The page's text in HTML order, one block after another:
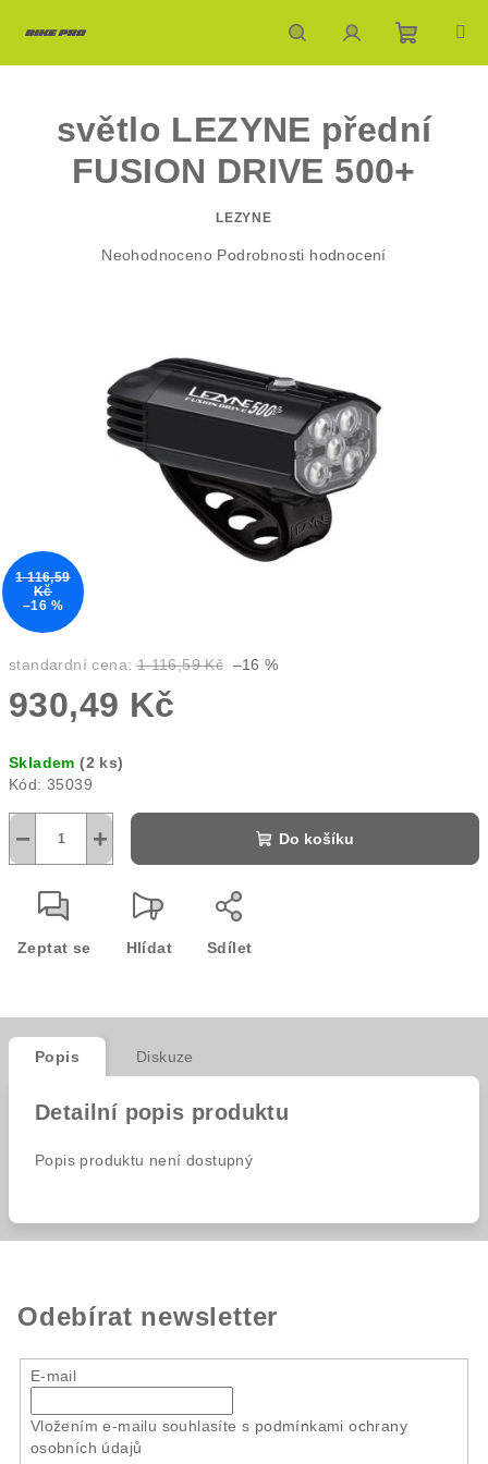
HledatPřihlášeníNákupní
košík
standardní cena: 1 116,59 Kč –16 %
930,49 Kč
cena:
Skladem(2 ks)
Kód: 35039
+
− Do košíku
Zeptat se Hlídat Sdílet
světlo LEZYNE přední
FUSION DRIVE 500+
LEZYNE
Průměrné
5
hvězdiček.
Neohodnoceno Podrobnosti hodnocení
1 116,59
Kč
–16 %
Popis Diskuze
Detailní popis produktu
Popis produktu není dostupný
Odebírat newsletter
E-mail
Vložením e-mailu souhlasíte s podmínkami ochrany
osobních údajů